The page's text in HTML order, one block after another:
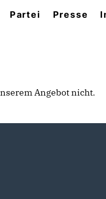
Partei Presse
Angebot nicht.